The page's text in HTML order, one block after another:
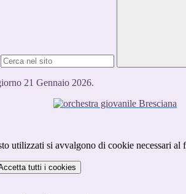
21 Gennaio 2026.
utilizzati si avvalgono di cookie necessari
tutti i cookies